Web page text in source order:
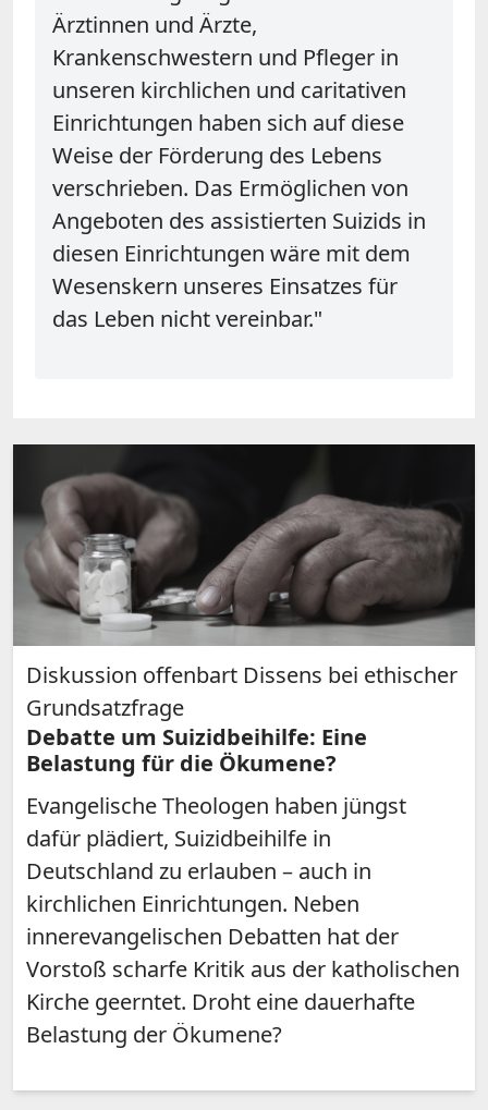
Ärztinnen und Ärzte,
Krankenschwestern und Pfleger in
unseren kirchlichen und caritativen
Einrichtungen haben sich auf diese
Weise der Förderung des Lebens
verschrieben. Das Ermöglichen von
Angeboten des assistierten Suizids in
diesen Einrichtungen wäre mit dem
Wesenskern unseres Einsatzes für
das Leben nicht vereinbar."
Diskussion offenbart Dissens bei ethischer
Grundsatzfrage
Debatte um Suizidbeihilfe: Eine
Belastung für die Ökumene?
Evangelische Theologen haben jüngst
dafür plädiert, Suizidbeihilfe in
Deutschland zu erlauben – auch in
kirchlichen Einrichtungen. Neben
innerevangelischen Debatten hat der
Vorstoß scharfe Kritik aus der katholischen
Kirche geerntet. Droht eine dauerhafte
Belastung der Ökumene?